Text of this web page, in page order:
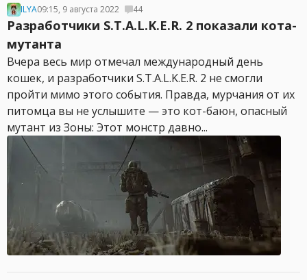
ILYA09:15, 9 августа 2022 44
Разработчики S.T.A.L.K.E.R. 2 показали кота-
мутанта
Вчера весь мир отмечал международный день
кошек, и разработчики S.T.A.L.K.E.R. 2 не смогли
пройти мимо этого события. Правда, мурчания от их
питомца вы не услышите — это кот-баюн, опасный
мутант из Зоны: Этот монстр давно...